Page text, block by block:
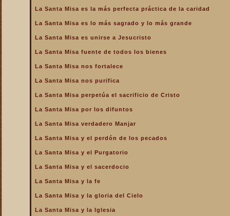
perfecta oración
La Santa Misa es la más
caridad
La Santa Misa es lo más
sagrado y lo más grande
La Santa Misa es medicina
La Santa Misa es unirse a
La Santa Misa escuela de
todos los bienes
La Santa Misa le da la
La Santa Misa es la más perfecta práctica de la caridad
La Santa Misa es lo más sagrado y lo más grande
La Santa Misa es unirse a Jesucristo
La Santa Misa fuente de todos los bienes
La Santa Misa nos fortalece
La Santa Misa nos purifica
La Santa Misa perpetúa el sacrificio de Cristo
La Santa Misa por los difuntos
La Santa Misa verdadero Manjar
La Santa Misa y el perdón de los pecados
La Santa Misa y el Purgatorio
La Santa Misa y el sacerdocio
La Santa Misa y la fe
La Santa Misa y la gloria del Cielo
La Santa Misa y la Iglesia